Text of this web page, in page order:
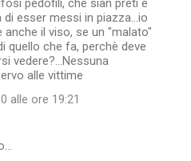
esser messi in piazza...io
il viso, se un "malato"
quello che fa, perchè deve
vedere?...Nessuna
alle vittime
alle ore 19:21